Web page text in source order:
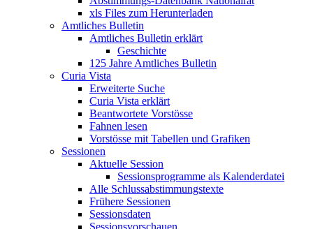
xls Files zum Herunterladen
Amtliches Bulletin
Amtliches Bulletin erklärt
Geschichte
125 Jahre Amtliches Bulletin
Curia Vista
Erweiterte Suche
Curia Vista erklärt
Beantwortete Vorstösse
Fahnen lesen
Vorstösse mit Tabellen und Grafiken
Sessionen
Aktuelle Session
Sessionsprogramme als Kalenderdatei
Alle Schlussabstimmungstexte
Frühere Sessionen
Sessionsdaten